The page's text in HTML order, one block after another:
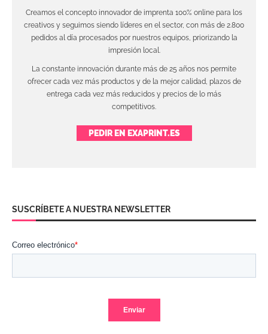
Creamos el concepto innovador de imprenta 100% online para los
creativos y seguimos siendo líderes en el sector, con más de 2.800
pedidos al día procesados por nuestros equipos, priorizando la
impresión local.
La constante innovación durante más de 25 años nos permite
ofrecer cada vez más productos y de la mejor calidad, plazos de
entrega cada vez más reducidos y precios de lo más
competitivos.
PEDIR EN EXAPRINT.ES
SUSCRÍBETE A NUESTRA NEWSLETTER